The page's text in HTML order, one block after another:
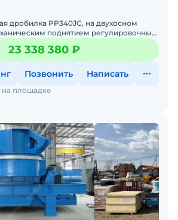
дробилка PP340JC, на двухосном
поднятием регулировочных
мм, стальная конструкция на устан
23 338 380 ₽
Позвонить Написать
на площадке